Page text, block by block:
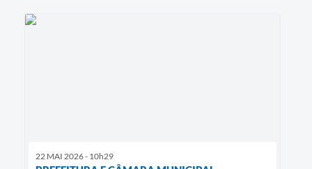
22 MAI 2026 - 10h29